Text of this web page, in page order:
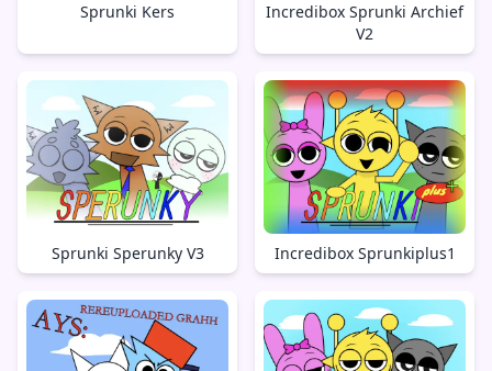
Sprunki Kers
Incredibox Sprunki Archief
V2
Sprunki Sperunky V3 Incredibox Sprunkiplus1